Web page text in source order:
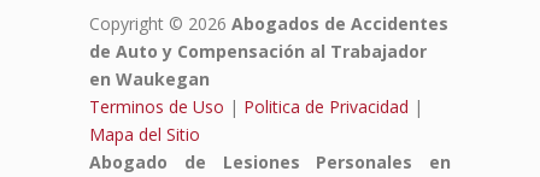
Copyright © 2026 Abogados de Accidentes
de Auto y Compensación al Trabajador
en Waukegan
Terminos de Uso | Politica de Privacidad |
Mapa del Sitio
Abogado de Lesiones Personales en